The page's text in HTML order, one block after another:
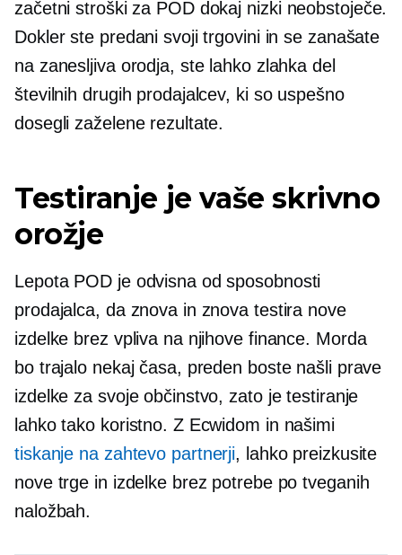
začetni stroški za POD dokaj nizki neobstoječe.
Dokler ste predani svoji trgovini in se zanašate
na zanesljiva orodja, ste lahko zlahka del
številnih drugih prodajalcev, ki so uspešno
dosegli zaželene rezultate.
Testiranje je vaše skrivno
orožje
Lepota POD je odvisna od sposobnosti
prodajalca, da znova in znova testira nove
izdelke brez vpliva na njihove finance. Morda
bo trajalo nekaj časa, preden boste našli prave
izdelke za svoje občinstvo, zato je testiranje
lahko tako koristno. Z Ecwidom in našimi
tiskanje na zahtevo partnerji, lahko preizkusite
nove trge in izdelke brez potrebe po tveganih
naložbah.